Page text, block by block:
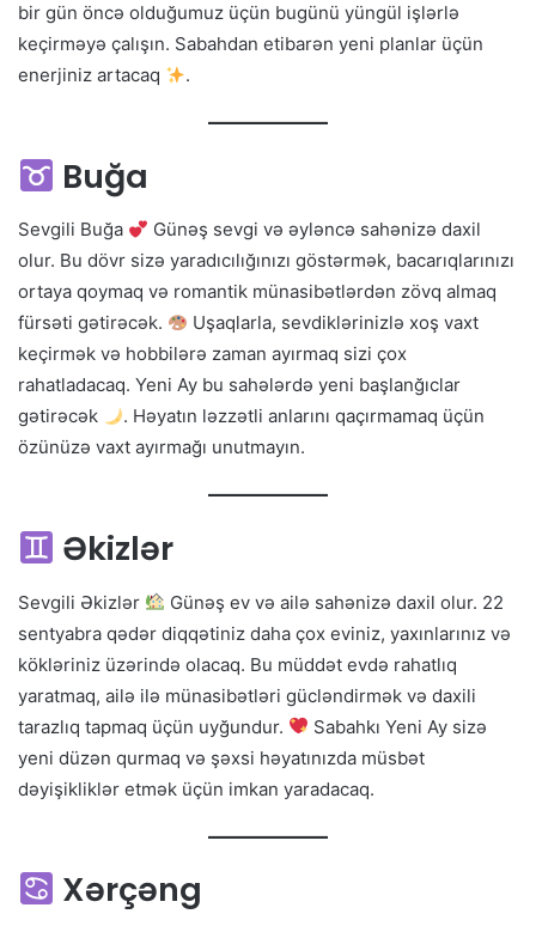
bir gün öncə olduğumuz üçün bugünü yüngül işlərlə
keçirməyə çalışın. Sabahdan etibarən yeni planlar üçün
enerjiniz artacaq
.
Buğa
Sevgili Buğa
Günəş sevgi və əyləncə sahənizə daxil
olur. Bu dövr sizə yaradıcılığınızı göstərmək, bacarıqlarınızı
ortaya qoymaq və romantik münasibətlərdən zövq almaq
fürsəti gətirəcək.
Uşaqlarla, sevdiklərinizlə xoş vaxt
keçirmək və hobbilərə zaman ayırmaq sizi çox
rahatladacaq. Yeni Ay bu sahələrdə yeni başlanğıclar
gətirəcək
. Həyatın ləzzətli anlarını qaçırmamaq üçün
özünüzə vaxt ayırmağı unutmayın.
Əkizlər
Sevgili Əkizlər
Günəş ev və ailə sahənizə daxil olur. 22
sentyabra qədər diqqətiniz daha çox eviniz, yaxınlarınız və
kökləriniz üzərində olacaq. Bu müddət evdə rahatlıq
yaratmaq, ailə ilə münasibətləri gücləndirmək və daxili
tarazlıq tapmaq üçün uyğundur.
Sabahkı Yeni Ay sizə
yeni düzən qurmaq və şəxsi həyatınızda müsbət
dəyişikliklər etmək üçün imkan yaradacaq.
Xərçəng